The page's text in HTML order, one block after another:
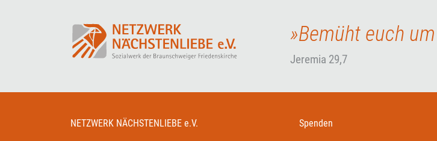
»Bemüht euch
Jeremia 29,7
NETZWERK NÄCHSTENLIEBE e.V. Spenden